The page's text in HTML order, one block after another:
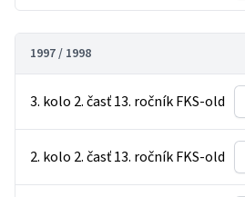
1997 / 1998
3. kolo 2. časť 13. ročník FKS-old
2. kolo 2. časť 13. ročník FKS-old